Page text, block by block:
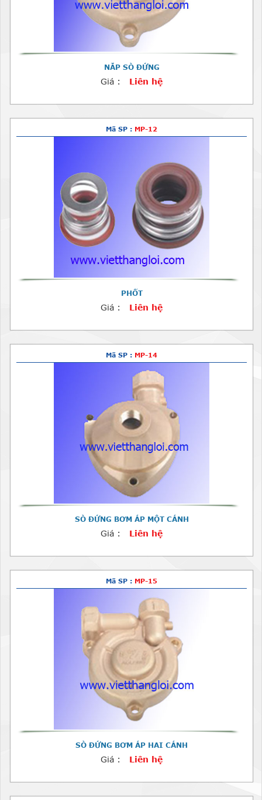
NẮP SÒ ĐỨNG
Giá : Liên hệ
Mã SP : MP-12
PHỐT
Giá : Liên hệ
Mã SP : MP-14
SÒ ĐỨNG BƠM ÁP MỘT CÁNH
Giá : Liên hệ
Mã SP : MP-15
SÒ ĐỨNG BƠM ÁP HAI CÁNH
Giá : Liên hệ